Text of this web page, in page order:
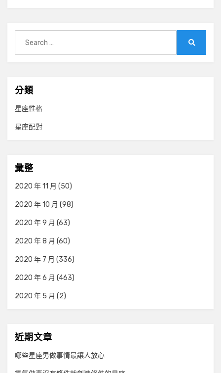
for:
分類
星座性格
星座配對
彙整
2020 年 11 月 (50)
2020 年 10 月 (98)
2020 年 9 月 (63)
2020 年 8 月 (60)
2020 年 7 月 (336)
2020 年 6 月 (463)
2020 年 5 月 (2)
近期文章
哪些星座男做事情最讓人放心